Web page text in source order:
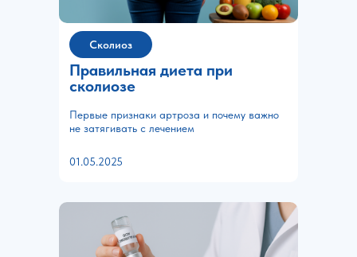
Правильная диета при
сколиозе
Первые признаки артроза и почему важно
не затягивать с лечением
01.05.2025
Сколиоз